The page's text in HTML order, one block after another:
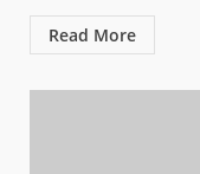
Read More